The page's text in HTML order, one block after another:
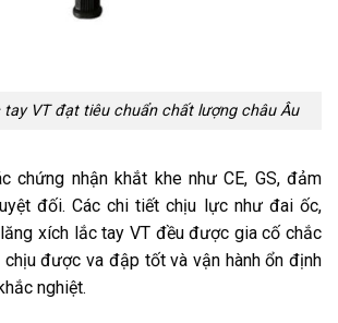
tay VT đạt tiêu chuẩn chất lượng châu Âu
chứng nhận khắt khe như CE, GS, đảm
đối. Các chi tiết chịu lực như đai ốc,
xích lắc tay VT đều được gia cố chắc
được va đập tốt và vận hành ổn định
nghiệt.